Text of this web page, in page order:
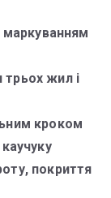
жил і
кроком
покриття